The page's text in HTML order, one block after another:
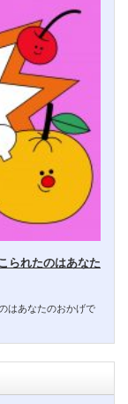
られたのはあなた
はあなたのおかげで